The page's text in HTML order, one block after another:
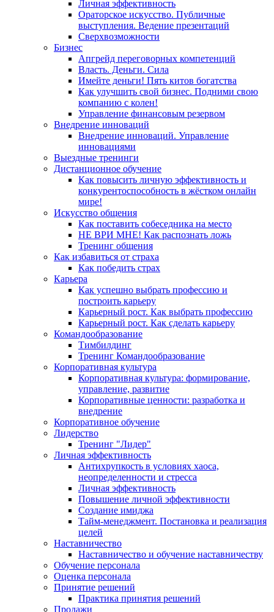
Личная эффективность
Ораторское искусство. Публичные
выступления. Ведение презентаций
Сверхвозможности
Бизнес
Апгрейд переговорных компетенций
Власть. Деньги. Сила
Имейте деньги! Пять китов богатства
Как улучшить свой бизнес. Подними свою
компанию с колен!
Управление финансовым резервом
Внедрение инноваций
Внедрение инноваций. Управление
инновациями
Выездные тренинги
Дистанционное обучение
Как повысить личную эффективность и
конкурентоспособность в жёстком онлайн
мире!
Искусство общения
Как поставить собеседника на место
НЕ ВРИ МНЕ! Как распознать ложь
Тренинг общения
Как избавиться от страха
Как победить страх
Карьера
Как успешно выбрать профессию и
построить карьеру
Карьерный рост. Как выбрать профессию
Карьерный рост. Как сделать карьеру
Командообразование
Тимбилдинг
Тренинг Командообразование
Корпоративная культура
Корпоративная культура: формирование,
управление, развитие
Корпоративные ценности: разработка и
внедрение
Корпоративное обучение
Лидерство
Тренинг "Лидер"
Личная эффективность
Антихрупкость в условиях хаоса,
неопределенности и стресса
Личная эффективность
Повышение личной эффективности
Создание имиджа
Тайм-менеджмент. Постановка и реализация
целей
Наставничество
Наставничество и обучение наставничеству
Обучение персонала
Оценка персонала
Принятие решений
Практика принятия решений
Продажи